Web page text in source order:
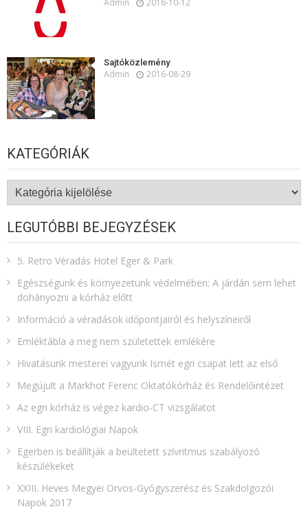
Admin 2016-10-12
Sajtóközlemény
Admin 2016-08-29
KATEGÓRIÁK
Kategóriák
LEGUTÓBBI BEJEGYZÉSEK
5. Retro Véradás Hotel Eger & Park
Egészségünk és környezetünk védelmében: A járdán sem lehet
dohányozni a kórház előtt
Információ a véradások időpontjairól és helyszíneiről
Emléktábla a meg nem születettek emlékére​
Hivatásunk mesterei vagyunk Ismét egri csapat lett az első
Megújult a Markhot Ferenc Oktatókórház és Rendelőintézet
Az egri kórház is végez kardio-CT vizsgálatot
VIII. Egri kardiológiai Napok
Egerben is beállítják a beültetett szívritmus szabályozó
készülékeket
XXIII. Heves Megyei Orvos-Gyógyszerész és Szakdolgozói
Napok 2017